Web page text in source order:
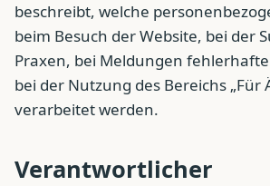
beschreibt, welche
beim Besuch der Website, bei der
Praxen, bei Meldungen
bei der Nutzung des Bereichs „Für
verarbeitet werden.
Verantwortlicher